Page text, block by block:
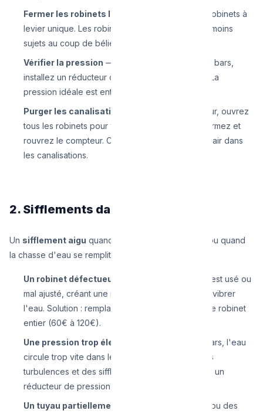
Fermer les robinets lentement
— Surtout les robinets à
levier unique. Les robinets thermostatiques sont moins
sujets au coup de bélier.
Vérifier la pression — Si la pression dépasse 4 bars,
installez un réducteur de pression au compteur. La
pression idéale est entre 2,5 et 3,5 bars.
Purger les canalisations
— Fermez le compteur, ouvrez
tous les robinets pour vider les tuyaux, puis refermez et
rouvrez le compteur. Cela rétablit les coussins d'air dans
les canalisations.
2. Sifflements dans les Tuyaux
Un sifflement aigu quand vous ouvrez un robinet ou quand
la chasse d'eau se remplit indique généralement :
Un robinet défectueux
— Le clapet du robinet est usé ou
mal ajusté, créant une restriction partielle qui fait vibrer
l'eau. Solution : remplacez la tête du robinet ou le robinet
entier (60€ à 120€).
Une pression trop élevée
— Au-dessus de 4 bars, l'eau
circule trop vite dans les tuyaux, provoquant des
turbulences et des sifflements. Solution : installez un
réducteur de pression (60€ à 150€ installé).
Un tuyau partiellement bouché
— Le calcaire ou des